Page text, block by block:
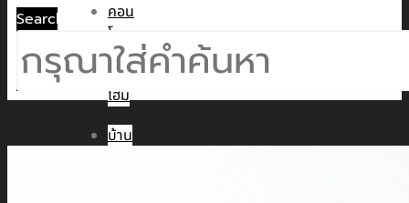
คอน
โด
ทาวน์
โฮม
บ้าน
Search